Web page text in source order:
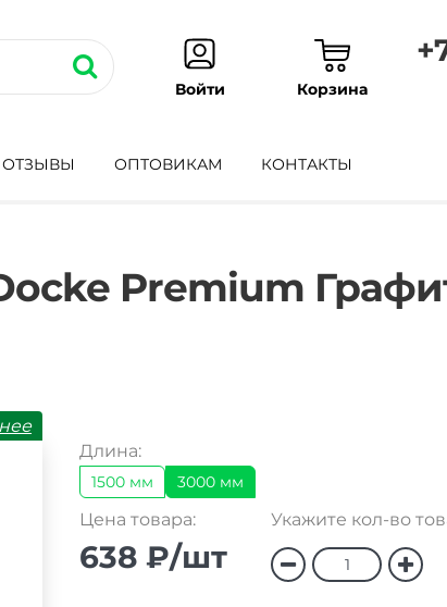
Войти Корзина
ОТЗЫВЫ ОПТОВИКАМ КОНТАКТЫ
Premium
Длина:
1500 мм 3000 мм
Цена товара:
638 ₽/шт
Укажите кол-во